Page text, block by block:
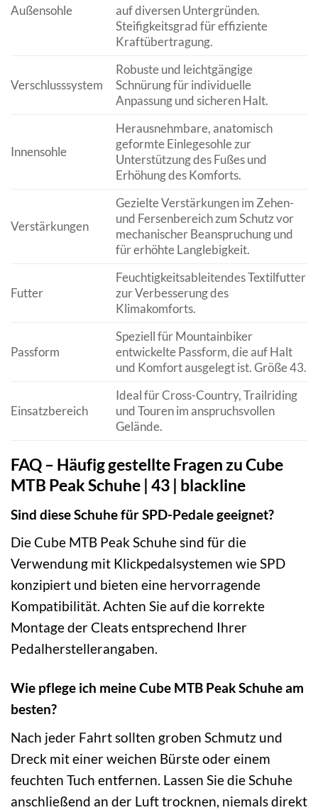
Außensohle
auf diversen Untergründen.
Steifigkeitsgrad für effiziente
Kraftübertragung.
Verschlusssystem
Robuste und leichtgängige
Schnürung für individuelle
Anpassung und sicheren Halt.
Innensohle
Herausnehmbare, anatomisch
geformte Einlegesohle zur
Unterstützung des Fußes und
Erhöhung des Komforts.
Verstärkungen
Gezielte Verstärkungen im Zehen-
und Fersenbereich zum Schutz vor
mechanischer Beanspruchung und
für erhöhte Langlebigkeit.
Futter
Feuchtigkeitsableitendes Textilfutter
zur Verbesserung des
Klimakomforts.
Passform
Speziell für Mountainbiker
entwickelte Passform, die auf Halt
und Komfort ausgelegt ist. Größe 43.
Einsatzbereich
Ideal für Cross-Country, Trailriding
und Touren im anspruchsvollen
Gelände.
FAQ – Häufig gestellte Fragen zu Cube
MTB Peak Schuhe | 43 | blackline
Sind diese Schuhe für SPD-Pedale geeignet?
Die Cube MTB Peak Schuhe sind für die
Verwendung mit Klickpedalsystemen wie SPD
konzipiert und bieten eine hervorragende
Kompatibilität. Achten Sie auf die korrekte
Montage der Cleats entsprechend Ihrer
Pedalherstellerangaben.
Wie pflege ich meine Cube MTB Peak Schuhe am
besten?
Nach jeder Fahrt sollten groben Schmutz und
Dreck mit einer weichen Bürste oder einem
feuchten Tuch entfernen. Lassen Sie die Schuhe
anschließend an der Luft trocknen, niemals direkt